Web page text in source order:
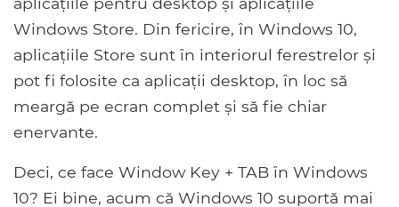
Windows Store. Din fericire, în Windows 10,
aplicațiile Store sunt în interiorul ferestrelor și
pot fi folosite ca aplicații desktop, în loc să
meargă pe ecran complet și să fie chiar
enervante.
Deci, ce face Window Key + TAB în Windows
10? Ei bine, acum că Windows 10 suportă mai